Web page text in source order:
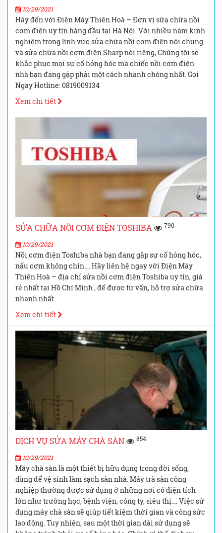
10/29/2021
Hãy đến với Điện Máy Thiên Hoà – Đơn vị sữa chữa nồi
cơm điện uy tín hàng đầu tại Hà Nội. Với nhiều năm kinh
nghiệm trong lĩnh vực sửa chữa nồi cơm điện nói chung
và sửa chữa nồi cơm điện Sharp nói riêng, Chúng tôi sẽ
khắc phục mọi sự cố hỏng hóc mà chiếc nồi cơm điện
nhà bạn đang gặp phải một cách nhanh chóng nhất. Gọi
Ngay Hotline: 0819009134
Xem chi tiết
SỬA CHỮA NỒI CƠM ĐIỆN TOSHIBA 790
10/29/2021
Nồi cơm điện Toshiba nhà bạn đang gặp sự cố hỏng hóc,
nấu cơm không chín…. Hãy liên hệ ngay với Điện Máy
Thiên Hoà – địa chỉ sửa nồi cơm điện Toshiba uy tín, giá
rẻ nhất tại Hồ Chí Minh , để được tư vấn, hỗ trợ sửa chữa
nhanh nhất.
Xem chi tiết
DỊCH VỤ SỬA MÁY CHÀ SÀN 854
10/29/2021
Máy chà sàn là một thiết bị hữu dụng trong đời sống,
dùng để vệ sinh làm sạch sàn nhà. Máy trà sàn công
nghiệp thường được sử dụng ở những nơi có diện tích
lớn như trường học, bệnh viện, công ty, siêu thị…. Việc sử
dụng máy chà sàn sẽ giúp tiết kiệm thời gian và công sức
lao động. Tuy nhiên, sau một thời gian dài sử dụng sẽ